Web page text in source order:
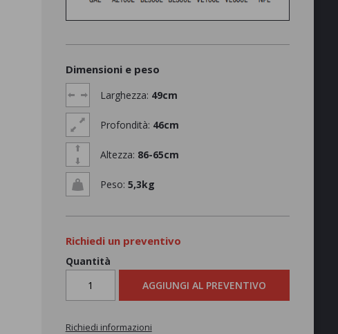
Dimensioni e peso
Larghezza: 49cm
Profondità: 46cm
Altezza: 86-65cm
Peso: 5,3kg
Richiedi un preventivo
Quantità
AGGIUNGI AL PREVENTIVO
Richiedi informazioni